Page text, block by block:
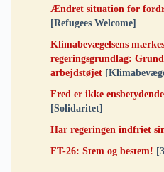
Ændret situation for
[Refugees Welcome]
Klimabevægelsens
regeringsgrundlag:
arbejdstøjet
Fred er ikke
[Solidaritet]
Har regeringen indfriet
FT-26: Stem og bestem!